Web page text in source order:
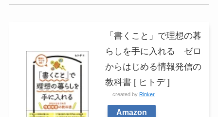
「書くこと」で理想の暮
らしを手に入れる ゼロ
からはじめる情報発信の
教科書 [ ヒトデ ]
created by Rinker
Amazon